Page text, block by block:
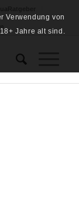
Verwendung von
Jahre alt sind.